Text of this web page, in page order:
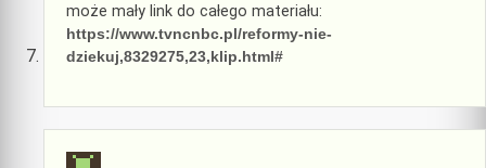
może mały link do całego materiału:
https://www.tvncnbc.pl/reformy-nie-
dziekuj,8329275,23,klip.html#